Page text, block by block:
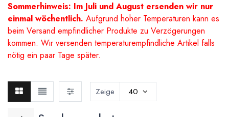
Sommerhinweis: Im Juli und August ersenden wir nur
einmal wöchentlich. Aufgrund hoher Temperaturen kann es
beim Versand empfindlicher Produkte zu Verzögerungen
kommen. Wir versenden temperaturempfindliche Artikel falls
nötig ein paar Tage später.
Zeige 40